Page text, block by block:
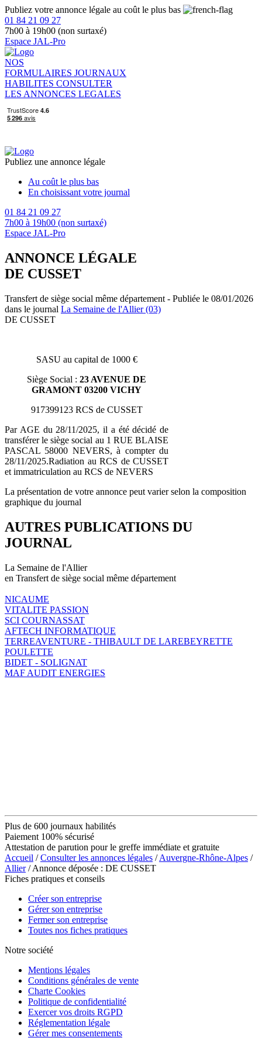
Publiez votre annonce légale au coût le plus bas
01 84 21 09 27
7h00 à 19h00 (non surtaxé)
Espace JAL-Pro
NOS
FORMULAIRES JOURNAUX
HABILITES CONSULTER
LES ANNONCES LEGALES
Publiez une annonce légale
Au coût le plus bas
En choisissant votre journal
01 84 21 09 27
7h00 à 19h00 (non surtaxé)
Espace JAL-Pro
ANNONCE LÉGALE
DE CUSSET
Transfert de siège social même département - Publiée le 08/01/2026
dans le journal La Semaine de l'Allier (03)
DE CUSSET
SASU au capital de 1000 €
Siège Social : 23 AVENUE DE
GRAMONT 03200 VICHY
917399123 RCS de CUSSET
Par AGE du 28/11/2025, il a été décidé de
transférer le siège social au 1 RUE BLAISE
PASCAL 58000 NEVERS, à compter du
28/11/2025.Radiation au RCS de CUSSET
et immatriculation au RCS de NEVERS
La présentation de votre annonce peut varier selon la composition
graphique du journal
AUTRES PUBLICATIONS DU
JOURNAL
La Semaine de l'Allier
en Transfert de siège social même département
NICAUME
VITALITE PASSION
SCI COURNASSAT
AFTECH INFORMATIQUE
TERREAVENTURE - THIBAULT DE LAREBEYRETTE
POULETTE
BIDET - SOLIGNAT
MAF AUDIT ENERGIES
Plus de 600 journaux habilités
Paiement 100% sécurisé
Attestation de parution pour le greffe immédiate et gratuite
Accueil /Consulter les annonces légales /Auvergne-Rhône-Alpes /
Allier/ Annonce déposée : DE CUSSET
Fiches pratiques et conseils
Créer son entreprise
Gérer son entreprise
Fermer son entreprise
Toutes nos fiches pratiques
Notre société
Mentions légales
Conditions générales de vente
Charte Cookies
Politique de confidentialité
Exercer vos droits RGPD
Réglementation légale
Gérer mes consentements